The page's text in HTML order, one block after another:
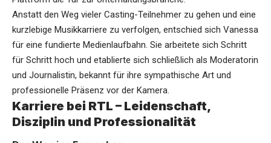
Anstatt den Weg vieler Casting-Teilnehmer zu gehen und eine
kurzlebige Musikkarriere zu verfolgen, entschied sich Vanessa
für eine fundierte Medienlaufbahn. Sie arbeitete sich Schritt
für Schritt hoch und etablierte sich schließlich als Moderatorin
und Journalistin, bekannt für ihre sympathische Art und
professionelle Präsenz vor der Kamera.
Karriere bei RTL – Leidenschaft,
Disziplin und Professionalität